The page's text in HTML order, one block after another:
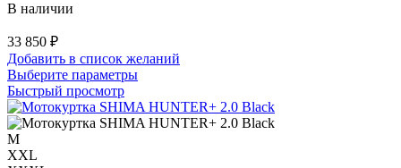
В наличии
33 850 ₽
Добавить в список желаний
Выберите параметрыЭтот
имеет
несколько
Быстрый просмотр
M
XXL